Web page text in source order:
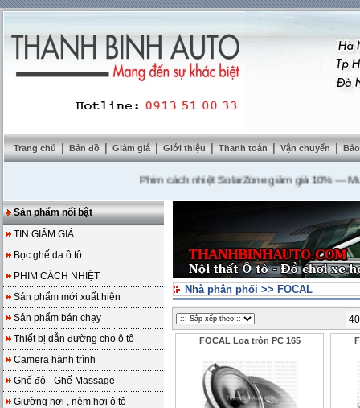
Trang chủ | Bản đồ | Giảm giá | Giới thiệu | Thanh toán | Vận chuyển |
Phim cách nhiệt SolarZone giảm giá 10%---Mua
Sản phẩm nổi bật
TIN GIẢM GIÁ
Bọc ghế da ô tô
PHIM CÁCH NHIỆT
Sản phẩm mới xuất hiện
Sản phẩm bán chạy
Thiết bị dẫn đường cho ô tô
Camera hành trình
Ghế độ - Ghế Massage
Giường hơi , nệm hơi ô tô
Nhà phân phối >> FOCAL
FOCAL Loa tròn PC 165